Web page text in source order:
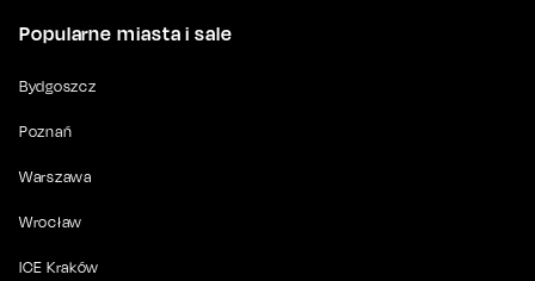
Popularne miasta i sale
Bydgoszcz
Poznań
Warszawa
Wrocław
ICE Kraków